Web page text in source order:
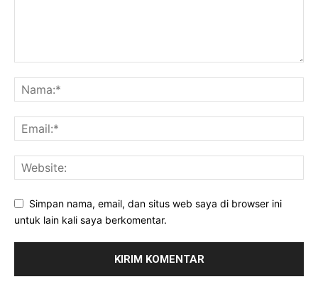
Simpan nama, email, dan situs web saya di browser ini
untuk lain kali saya berkomentar.